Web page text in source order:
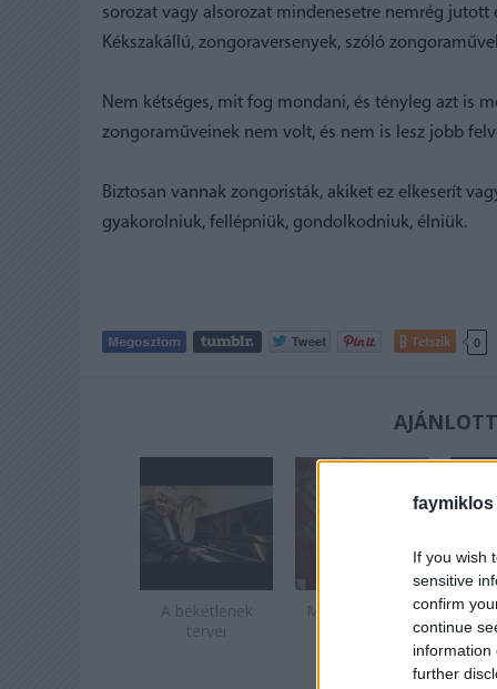
faymiklos
If you wish
sensitive
confirm
continue
information
further
sorozat vagy alsorozat mindenesetre nemrég
Kékszakállú, zongoraversenyek, szóló
Nem kétséges, mit fog mondani, és tényleg azt is
zongoraműveinek nem volt, és nem is lesz jobb
Biztosan vannak zongoristák, akiket ez elkeserít
gyakorolniuk, fellépniük, gondolkodniuk, élniük.
Tetszik 0
A békétlenek
tervei
Májusköszöntő